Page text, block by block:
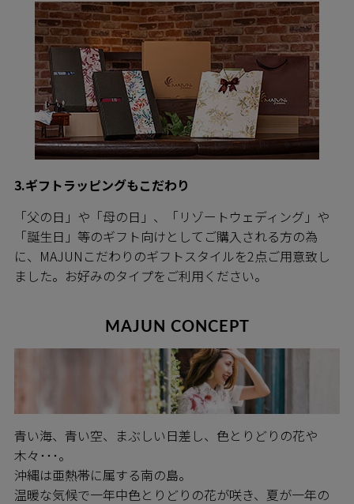
3.ギフトラッピングもこだわり
「父の日」や「母の日」、「リゾートウェディング」や
「誕生日」等のギフト向けとしてご購入される方の為
に、MAJUNこだわりのギフトスタイルを2点ご用意致し
ました。お好みのタイプをご利用ください。
MAJUN CONCEPT
青い海、青い空、まぶしい日差し、色とりどりの花や
木々･･･。
沖縄は亜熱帯に属する南の島。
温暖な気候で一年中色とりどりの花が咲き、夏が一年の